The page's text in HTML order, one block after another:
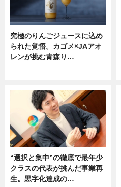
究極のりんごジュースに込め
られた覚悟。カゴメ×JAアオ
レンが挑む青森り…
“選択と集中”の徹底で最年少
クラスの代表が挑んだ事業再
生。黒字化達成の…